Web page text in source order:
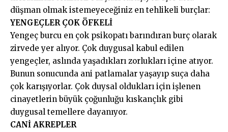
düşman olmak istemeyeceğiniz en tehlikeli burçlar:
YENGEÇLER ÇOK ÖFKELİ
Yengeç burcu en çok psikopatı barındıran burç olarak
zirvede yer alıyor. Çok duygusal kabul edilen
yengeçler, aslında yaşadıkları zorlukları içine atıyor.
Bunun sonucunda ani patlamalar yaşayıp suça daha
çok karışıyorlar. Çok duysal oldukları için işlenen
cinayetlerin büyük çoğunluğu kıskançlık gibi
duygusal temellere dayanıyor.
CANİ AKREPLER